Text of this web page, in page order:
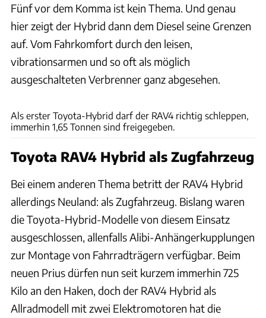
Fünf vor dem Komma ist kein Thema. Und genau
hier zeigt der Hybrid dann dem Diesel seine Grenzen
auf. Vom Fahrkomfort durch den leisen,
vibrationsarmen und so oft als möglich
ausgeschalteten Verbrenner ganz abgesehen.
Als erster Toyota-Hybrid darf der RAV4 richtig schleppen,
immerhin 1,65 Tonnen sind freigegeben.
Toyota RAV4 Hybrid als Zugfahrzeug
Bei einem anderen Thema betritt der RAV4 Hybrid
allerdings Neuland: als Zugfahrzeug. Bislang waren
die Toyota-Hybrid-Modelle von diesem Einsatz
ausgeschlossen, allenfalls Alibi-Anhängerkupplungen
zur Montage von Fahrradträgern verfügbar. Beim
neuen Prius dürfen nun seit kurzem immerhin 725
Kilo an den Haken, doch der RAV4 Hybrid als
Allradmodell mit zwei Elektromotoren hat die